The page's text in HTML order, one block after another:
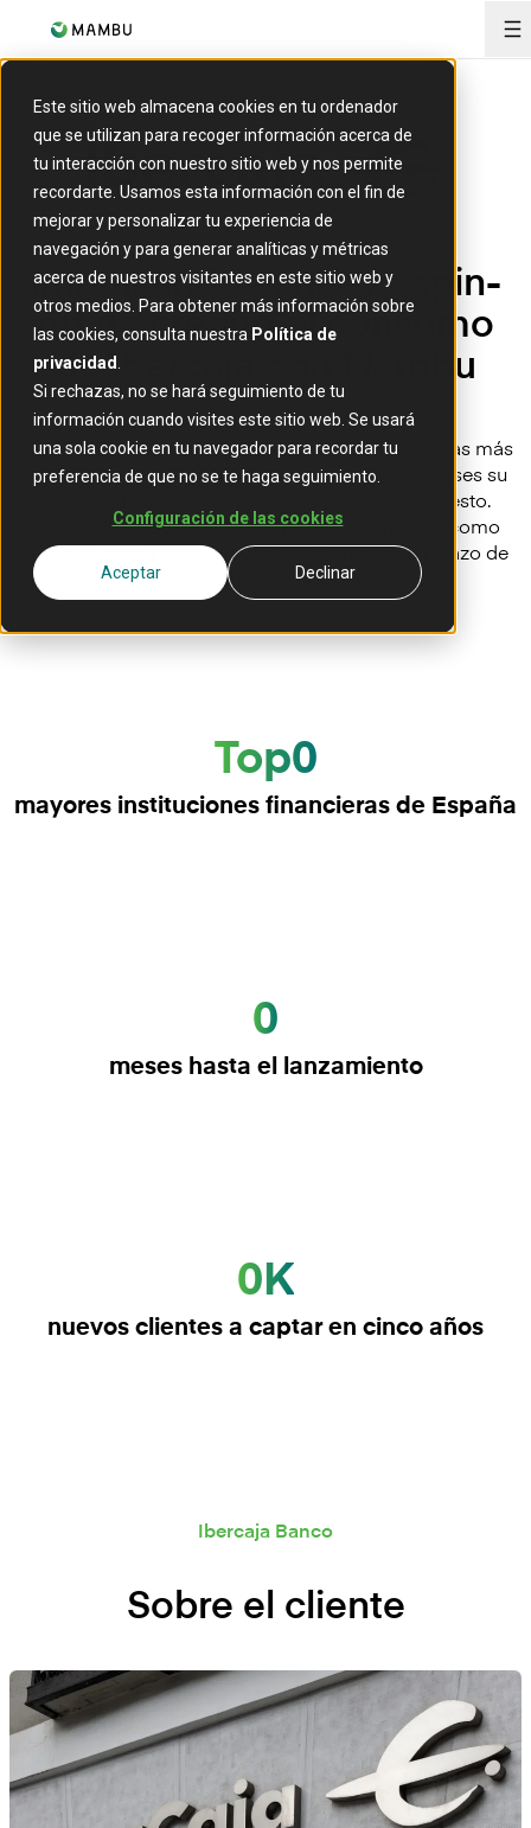
Este sitio web almacena cookies en tu ordenador
que se utilizan para recoger información acerca de
tu interacción con nuestro sitio web y nos permite
recordarte. Usamos esta información con el fin de
mejorar y personalizar tu experiencia de
navegación y para generar analíticas y métricas
acerca de nuestros visitantes en este sitio web y
otros medios. Para obtener más información sobre
las cookies, consulta nuestra Política de
privacidad
Si rechazas, no se hará seguimiento de tu
información cuando visites este sitio web. Se usará
una sola cookie en tu navegador para recordar tu
preferencia de que no se te haga seguimiento.
Configuración de las cookies
Aceptar Declinar
Impulsando el nuevo spin-
off de crédito al consumo
de Ibercaja con Mambu
Ibercaja Banco, una de las instituciones financieras más
consolidadas de España, lanzó en solo ocho meses su
nueva aplicación de préstamos personales, Presto.
Desarrollada sobre Mambu, la aplicación tiene como
objetivo captar 200,000 nuevos clientes en un plazo de
cinco años.
Top0
mayores instituciones financieras de España
0
meses hasta el lanzamiento
0K
nuevos clientes a captar en cinco años
Ibercaja Banco
Sobre el cliente